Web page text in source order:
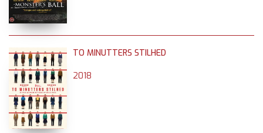
TO MINUTTERS STILHED
2018